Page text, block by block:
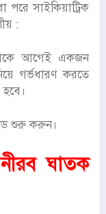
পরে সাইকিয়াট্রিক
:
আগেই একজন
গর্ভধারণ করতে
শুরু করুন।
ঘাতক